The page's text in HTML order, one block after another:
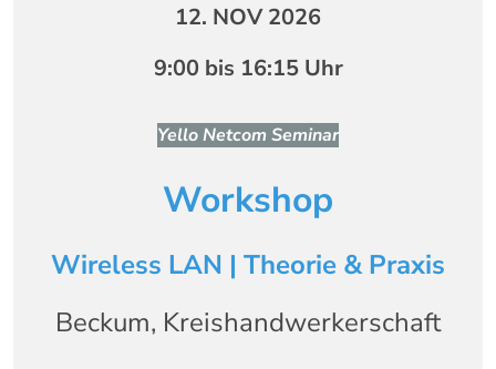
12. NOV 2026
9:00 bis 16:15 Uhr
Yello Netcom Seminar
Workshop
Wireless LAN | Theorie & Praxis
Beckum, Kreishandwerkerschaft